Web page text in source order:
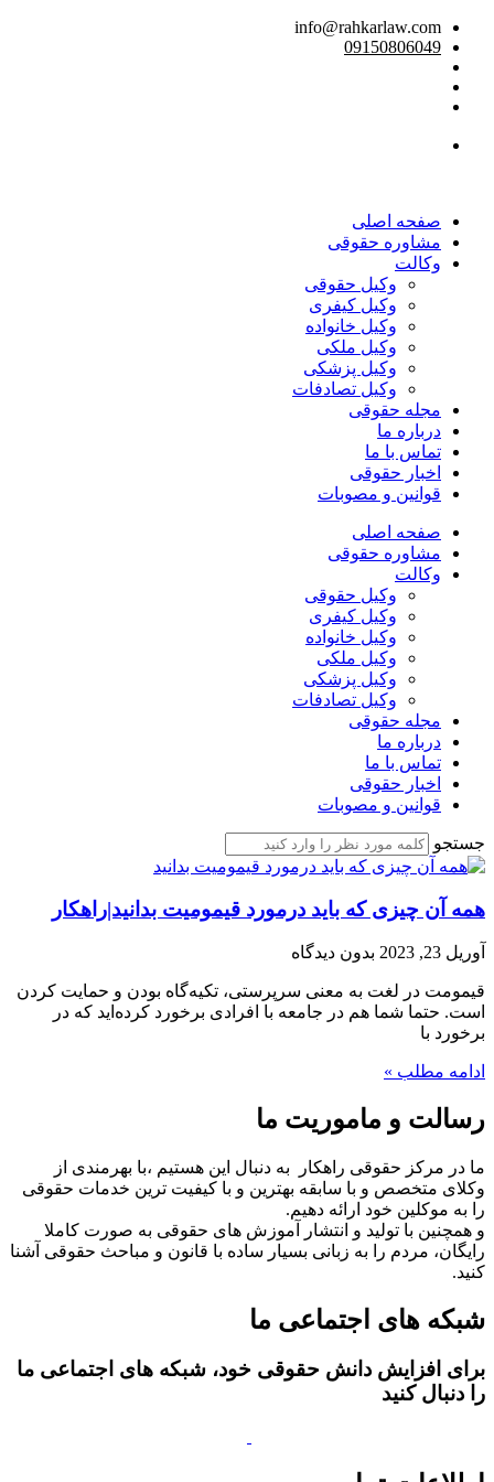
info@rahkarlaw.com
09150806049
صفحه اصلی
مشاوره حقوقی
وکالت
وکیل حقوقی
وکیل کیفری
وکیل خانواده
وکیل ملکی
وکیل پزشکی
وکیل تصادفات
مجله حقوقی
درباره ما
تماس با ما
اخبار حقوقی
قوانین و مصوبات
صفحه اصلی
مشاوره حقوقی
وکالت
وکیل حقوقی
وکیل کیفری
وکیل خانواده
وکیل ملکی
وکیل پزشکی
وکیل تصادفات
مجله حقوقی
درباره ما
تماس با ما
اخبار حقوقی
قوانین و مصوبات
جستجو
همه آن چیزی که باید درمورد قیمومیت بدانید|راهکار
آوریل 23, 2023 بدون دیدگاه
قیمومت در لغت به معنی سرپرستی،‌ تکیه‌گاه بودن و حمایت کردن
است. حتما شما هم در جامعه با افرادی برخورد کرده‌اید که در
برخورد با
ادامه مطلب »
رسالت و ماموریت ما
ما در مرکز حقوقی راهکار به دنبال این هستیم ،با بهرمندی از
وکلای متخصص و با سابقه بهترین و با کیفیت ترین خدمات حقوقی
را به موکلین خود ارائه دهیم.
و همچنین با تولید و انتشار آموزش های حقوقی به صورت کاملا
رایگان، مردم را به زبانی بسیار ساده با قانون و مباحث حقوقی آشنا
کنید.
شبکه های اجتماعی ما
برای افزایش دانش حقوقی خود، شبکه های اجتماعی ما
را دنبال کنید